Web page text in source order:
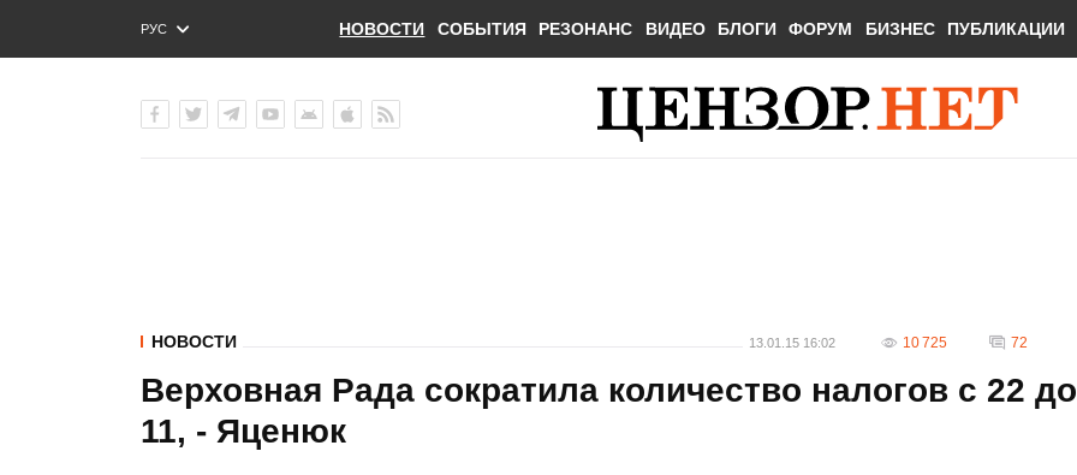
РУС
ENG
НОВОСТИ СОБЫТИЯ РЕЗОНАНС ВИДЕО БЛОГИ ФОРУМ БИЗНЕС ПУБЛИКАЦИИ
НОВОСТИ 13.01.15 16:02 10 725 72
Верховная Рада сократила количество налогов с 22 до
11, - Яценюк